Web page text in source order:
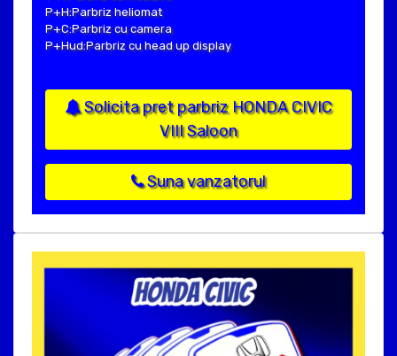
P+H:Parbriz heliomat
P+C:Parbriz cu camera
P+Hud:Parbriz cu head up display
Solicita pret parbriz HONDA CIVIC
VIII Saloon
Suna vanzatorul